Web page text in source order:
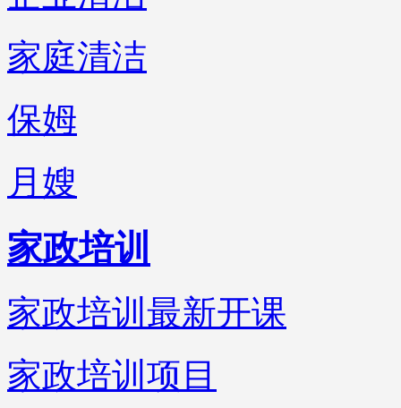
家庭清洁
保姆
月嫂
家政培训
家政培训最新开课
家政培训项目